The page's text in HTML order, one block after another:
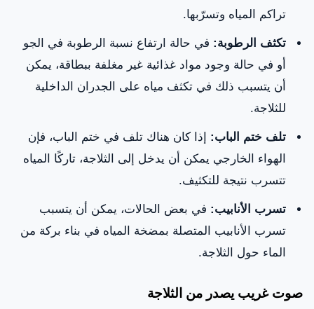
تراكم المياه وتسرّبها.
تكثف الرطوبة: في حالة ارتفاع نسبة الرطوبة في الجو
أو في حالة وجود مواد غذائية غير مغلفة ببطاقة، يمكن
أن يتسبب ذلك في تكثف مياه على الجدران الداخلية
للثلاجة.
تلف ختم الباب: إذا كان هناك تلف في ختم الباب، فإن
الهواء الخارجي يمكن أن يدخل إلى الثلاجة، تاركًا المياه
تتسرب نتيجة للتكثيف.
تسرب الأنابيب: في بعض الحالات، يمكن أن يتسبب
تسرب الأنابيب المتصلة بمضخة المياه في بناء بركة من
الماء حول الثلاجة.
صوت غريب يصدر من الثلاجة